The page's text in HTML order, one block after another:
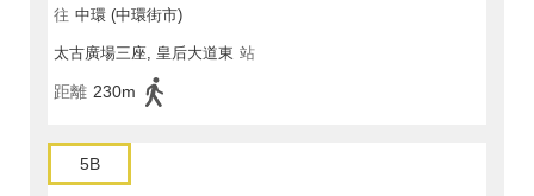
往 中環 (中環街市)
太古廣場三座, 皇后大道東 站
距離 230m
5B